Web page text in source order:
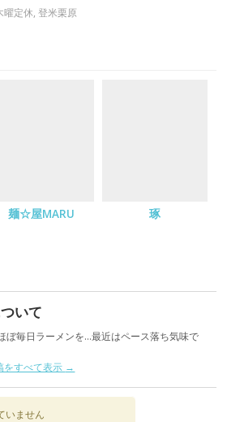
曜定休,登米栗原
麺☆屋MARU 琢
いて
ぼ毎日ラーメンを…最近はペース落ち気味で
をすべて表示 →
いません